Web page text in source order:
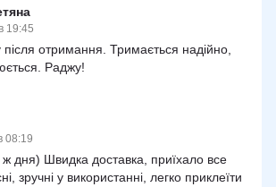
19:45
після отримання. Тримається надійно,
Раджу!
08:19
ж дня) Швидка доставка, приїхало все
зручні у використанні, легко приклеїти